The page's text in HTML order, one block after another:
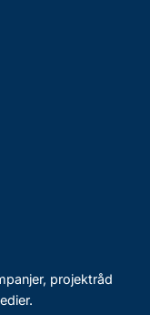
projektråd